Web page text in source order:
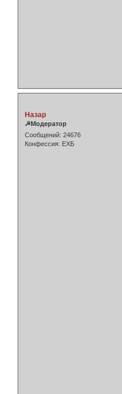
Назар
☭Модератор
Сообщений: 24676
Конфессия: ЕХБ